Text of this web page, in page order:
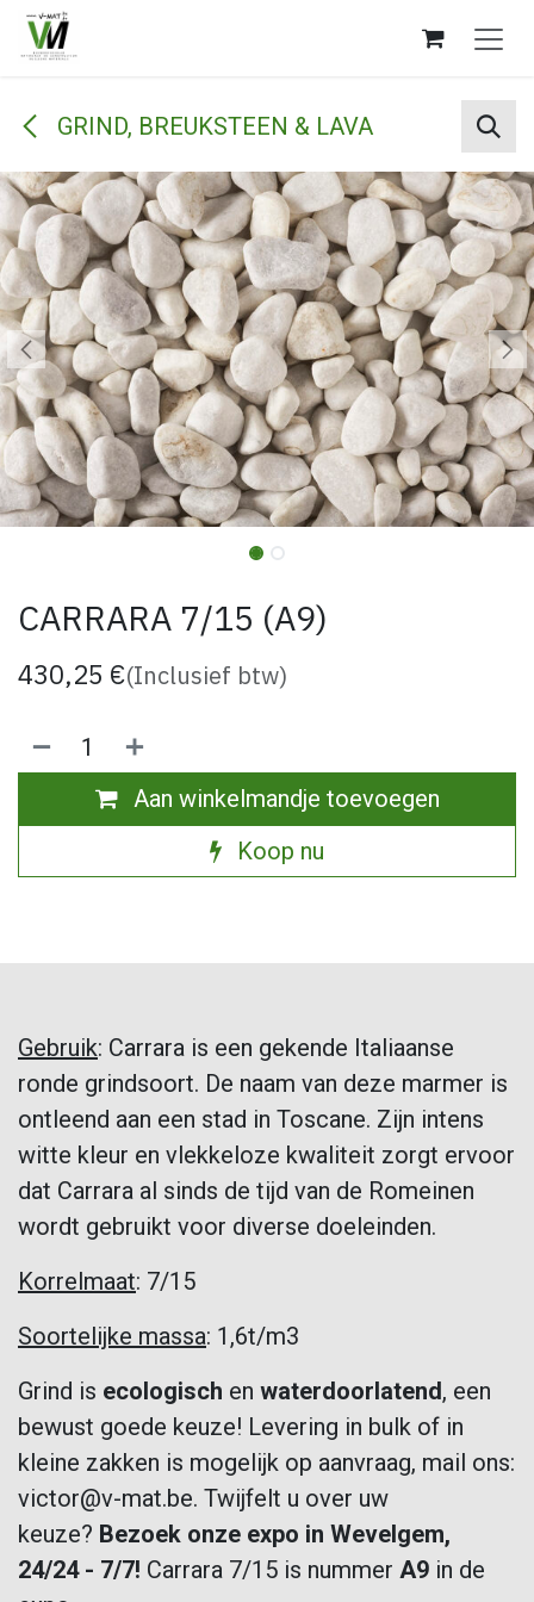
Overslaan naar inhoud
GRIND, BREUKSTEEN & LAVA
CARRARA 7/15 (A9)
430,25 €(Inclusief btw)
Aan winkelmandje toevoegen
Koop nu
Gebruik: Carrara is een gekende Italiaanse
ronde grindsoort. De naam van deze marmer is
ontleend aan een stad in Toscane. Zijn intens
witte kleur en vlekkeloze kwaliteit zorgt ervoor
dat Carrara al sinds de tijd van de Romeinen
wordt gebruikt voor diverse doeleinden.
Korrelmaat: 7/15
Soortelijke massa: 1,6t/m3
Grind is ecologisch en waterdoorlatend, een
bewust goede keuze! Levering in bulk of in
kleine zakken is mogelijk op aanvraag, mail ons:
victor@v-mat.be. Twijfelt u over uw
keuze? Bezoek onze expo in Wevelgem,
24/24 - 7/7! Carrara 7/15 is nummer A9 in de